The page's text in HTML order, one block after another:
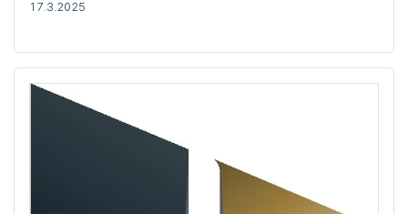
17.3.2025